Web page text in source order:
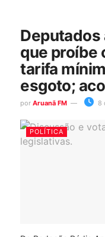
Deputados
que proíbe
tarifa
esgoto;
por Aruanã FM 8
POLÍTICA